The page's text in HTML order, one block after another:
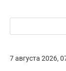
7 августа 2026,